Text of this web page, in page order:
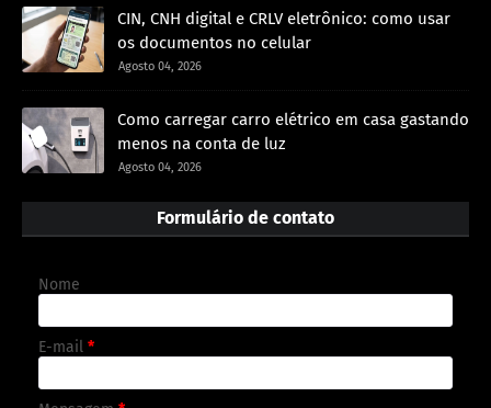
CIN, CNH digital e CRLV eletrônico: como usar
os documentos no celular
Agosto 04, 2026
Como carregar carro elétrico em casa gastando
menos na conta de luz
Agosto 04, 2026
Formulário de contato
Nome
E-mail *